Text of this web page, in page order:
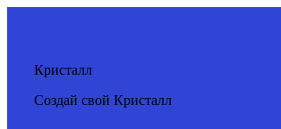
Кристалл
Создай свой Кристалл